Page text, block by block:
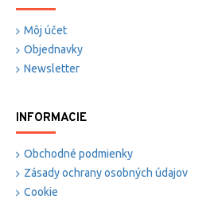
Môj účet
Objednavky
Newsletter
INFORMACIE
Obchodné podmienky
Zásady ochrany osobných údajov
Cookie